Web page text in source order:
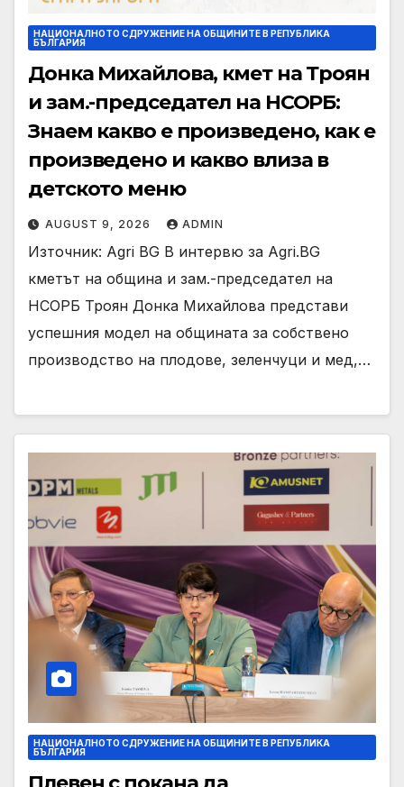
НАЦИОНАЛНОТО СДРУЖЕНИЕ НА ОБЩИНИТЕ В РЕПУБЛИКА
БЪЛГАРИЯ
Донка Михайлова, кмет на Троян
и зам.-председател на НСОРБ:
Знаем какво е произведено, как е
произведено и какво влиза в
детското меню
AUGUST 9, 2026 ADMIN
Източник: Agri BG В интервю за Agri.BG
кметът на община и зам.-председател на
НСОРБ Троян Донка Михайлова представи
успешния модел на общината за собствено
производство на плодове, зеленчуци и мед,…
НАЦИОНАЛНОТО СДРУЖЕНИЕ НА ОБЩИНИТЕ В РЕПУБЛИКА
БЪЛГАРИЯ